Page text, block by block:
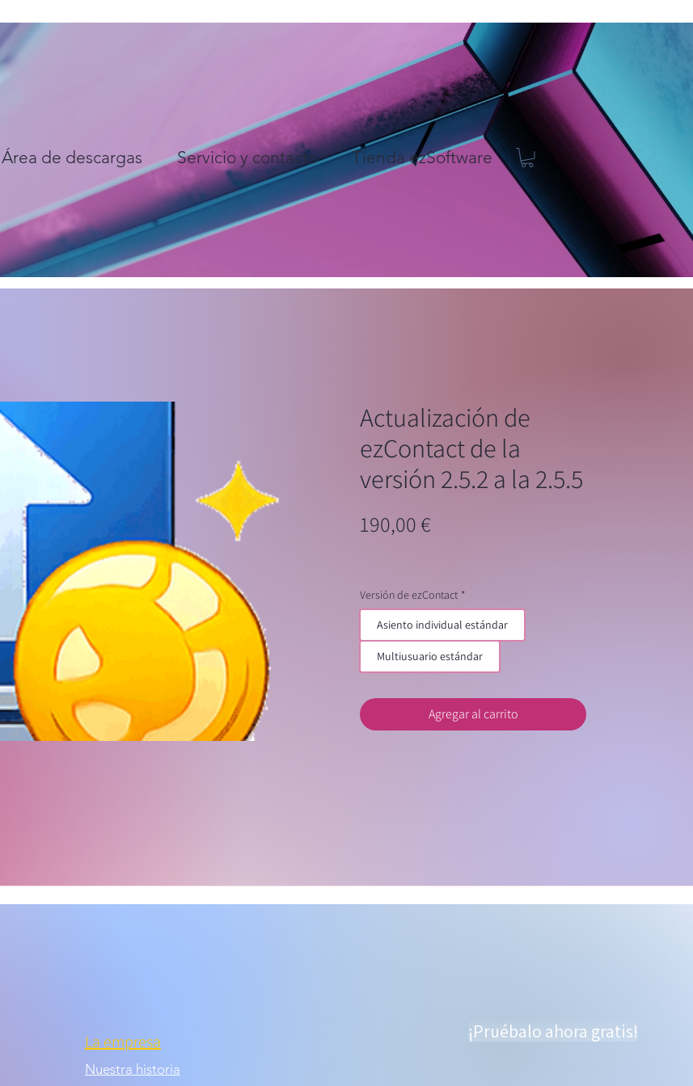
Área de descargas Servicio y contacto Tienda ezSoftware
Actualización de
ezContact de la
versión 2.5.2 a la 2.5.5
190,00 €
Versión de ezContact *
Asiento individual estándar
Multiusuario estándar
Agregar al carrito
La empresa
Nuestra historia
¡Pruébalo ahora gratis!